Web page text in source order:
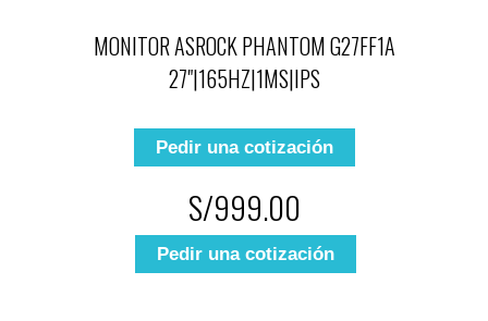
MONITOR ASROCK PHANTOM G27FF1A
27"|165HZ|1MS|IPS
Pedir una cotización
S/999.00
Pedir una cotización